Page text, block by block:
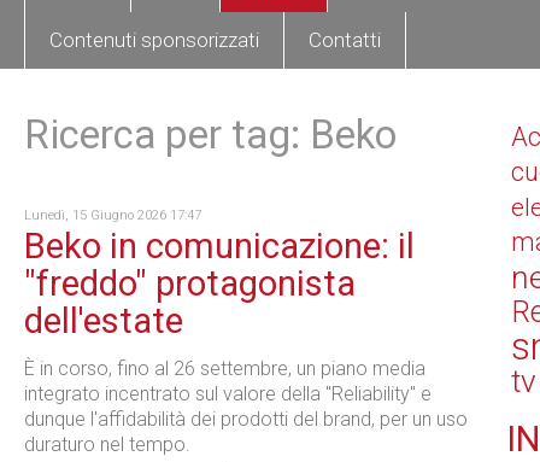
Contenuti sponsorizzati Contatti
Ricerca per tag: Beko
Lunedì, 15 Giugno 2026 17:47
Beko in comunicazione: il
"freddo" protagonista
dell'estate
È in corso, fino al 26 settembre, un piano media
integrato incentrato sul valore della "Reliability" e
dunque l'affidabilità dei prodotti del brand, per un uso
duraturo nel tempo.
tv
IN